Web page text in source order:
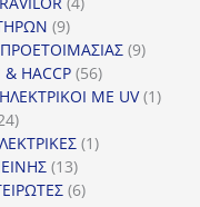
99
προϊόντα99
HACCP 5656
προϊόντα
ΜΕ UV 11
24
προϊόντα11
1313
προϊόντα
66